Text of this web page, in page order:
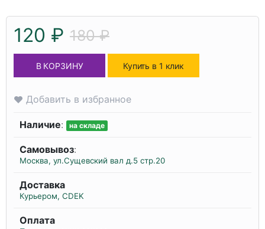
120 ₽ 180 ₽
В КОРЗИНУ Купить в 1 клик
Добавить в избранное
Наличие: на складе
Самовывоз:
Москва, ул.Сущевский вал д.5 стр.20
Доставка
Курьером, CDEK
Оплата